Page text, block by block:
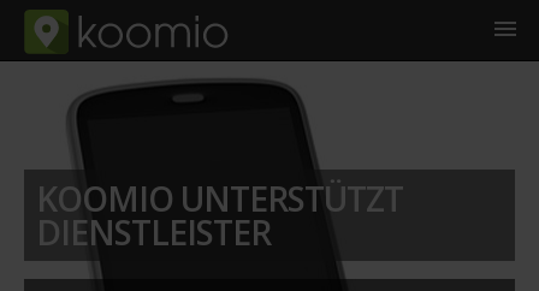
KOOMIO UNTERSTÜTZT
DIENSTLEISTER